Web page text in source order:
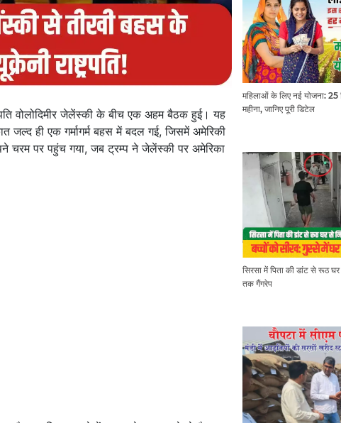
वोलोदिमीर जेलेंस्की के बीच एक अहम बैठक हुई। यह
ही एक गर्मागर्म बहस में बदल गई, जिसमें अमेरिकी
चरम पर पहुंच गया, जब ट्रम्प ने जेलेंस्की पर अमेरिका
महिलाओं के लिए नई योजना:
महीना, जानिए पूरी डिटेल
सिरसा में पिता की डांट से रूठ
तक गैंगरेप